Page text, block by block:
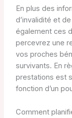
En plus des
d’invalidité et
également ces
percevrez une
vos proches
survivants. En
prestations est
fonction d’un
Comment